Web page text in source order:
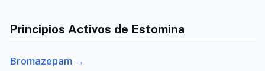
Principios Activos de Estomina
Bromazepam →